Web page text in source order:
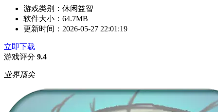
游戏类别： 休闲益智
软件大小： 64.7MB
更新时间： 2026-05-27 22:01:19
立即下载
游戏评分 9.4
业界顶尖